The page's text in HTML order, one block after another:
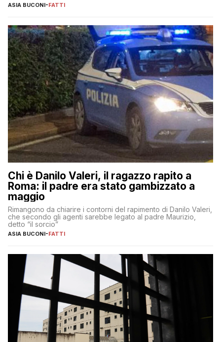
ASIA BUCONI-FATTI
Chi è Danilo Valeri, il ragazzo rapito a
Roma: il padre era stato gambizzato a
maggio
Rimangono da chiarire i contorni del rapimento di Danilo Valeri,
che secondo gli agenti sarebbe legato al padre Maurizio,
detto “il sorcio”
ASIA BUCONI-FATTI